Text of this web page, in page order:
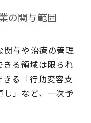
の関与範囲
関与や治療の管理
る領域は限られ
る「行動変容支
」など、一次予